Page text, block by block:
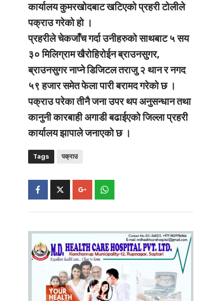
कार्यालय कुमरखोदबाट खटिएको प्रहरी टोलीले
पक्राउ गरेको हो ।
प्रहरीले चेकजाँच गर्दा उनीहरुको साथबाट ५ सय
३० मिलिग्राम खैरोहिरोईन ब्राउनसुगर,
ब्राउनसुगर नाप्ने डिजिटल तराजु २ थान र नगद
५९ हजार समेत फेला पारी बरामद गरेको छ ।
पक्राउ परेका तीनै जना उपर थप अनुसन्धान तथा
कानुनी कारबाही अगाडी बढाईएको जिल्ला प्रहरी
कार्यालय झापाले जनाएको छ ।
Tags पक्राउ